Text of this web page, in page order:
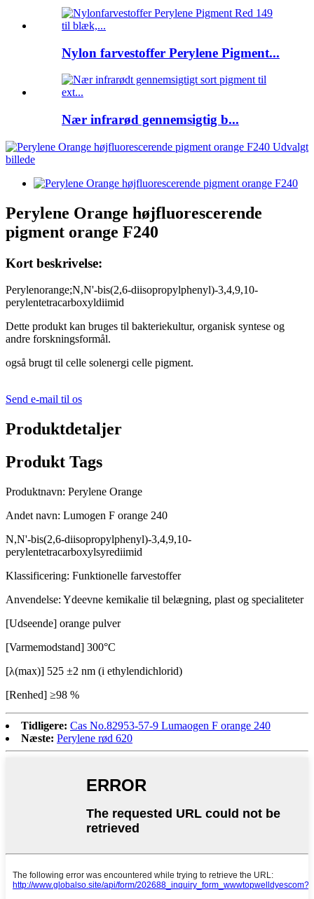
Nylon farvestoffer Perylene Pigment...
Nær infrarød gennemsigtig b...
Perylene Orange højfluorescerende
pigment orange F240
Kort beskrivelse:
Perylenorange;N,N'-bis(2,6-diisopropylphenyl)-3,4,9,10-
perylentetracarboxyldiimid
Dette produkt kan bruges til bakteriekultur, organisk syntese og
andre forskningsformål.
også brugt til celle solenergi celle pigment.
Send e-mail til os
Produktdetaljer
Produkt Tags
Produktnavn: Perylene Orange
Andet navn: Lumogen F orange 240
N,N'-bis(2,6-diisopropylphenyl)-3,4,9,10-
perylentetracarboxylsyrediimid
Klassificering: Funktionelle farvestoffer
Anvendelse: Ydeevne kemikalie til belægning, plast og specialiteter
[Udseende] orange pulver
[Varmemodstand] 300°C
[λ(max)] 525 ±2 nm (i ethylendichlorid)
[Renhed] ≥98 %
Tidligere: Cas No.82953-57-9 Lumaogen F orange 240
Næste: Perylene rød 620